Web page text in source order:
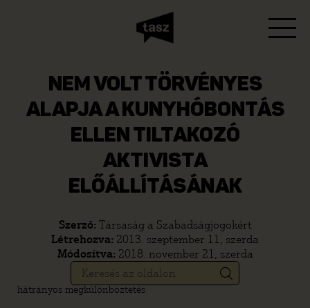
NEM VOLT TÖRVÉNYES
ALAPJA A KUNYHÓBONTÁS
ELLEN TILTAKOZÓ
AKTIVISTA
ELŐÁLLÍTÁSÁNAK
Szerző: Társaság a Szabadságjogokért
Létrehozva: 2013. szeptember 11, szerda
Módosítva: 2018. november 21, szerda
hátrányos megkülönböztetés